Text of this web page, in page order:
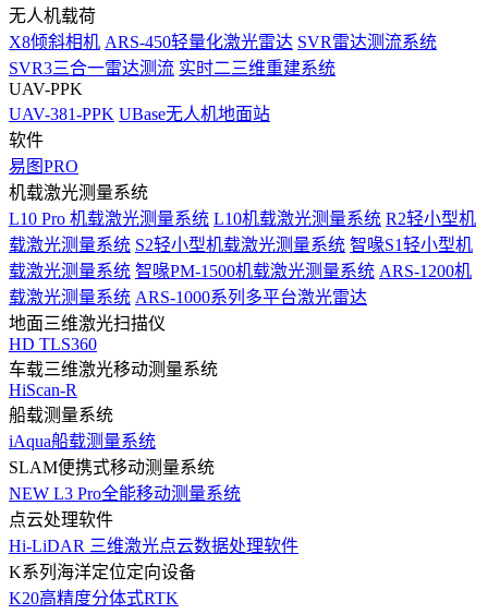
无人机载荷
X8倾斜相机 ARS-450轻量化激光雷达 SVR雷达测流系统
SVR3三合一雷达测流 实时二三维重建系统
UAV-PPK
UAV-381-PPK UBase无人机地面站
软件
易图PRO
机载激光测量系统
L10 Pro 机载激光测量系统 L10机载激光测量系统 R2轻小型机
载激光测量系统 S2轻小型机载激光测量系统 智喙S1轻小型机
载激光测量系统 智喙PM-1500机载激光测量系统 ARS-1200机
载激光测量系统 ARS-1000系列多平台激光雷达
地面三维激光扫描仪
HD TLS360
车载三维激光移动测量系统
HiScan-R
船载测量系统
iAqua船载测量系统
SLAM便携式移动测量系统
NEW L3 Pro全能移动测量系统
点云处理软件
Hi-LiDAR 三维激光点云数据处理软件
K系列海洋定位定向设备
K20高精度分体式RTK